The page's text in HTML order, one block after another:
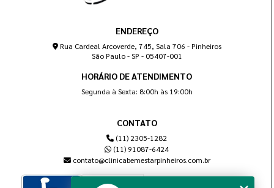
ENDEREÇO
Rua Cardeal Arcoverde, 745, Sala 706 - Pinheiros
São Paulo - SP - 05407-001
HORÁRIO DE ATENDIMENTO
Segunda à Sexta: 8:00h às 19:00h
CONTATO
(11) 2305-1282
(11) 91087-6424
contato@clinicabemestarpinheiros.com.br